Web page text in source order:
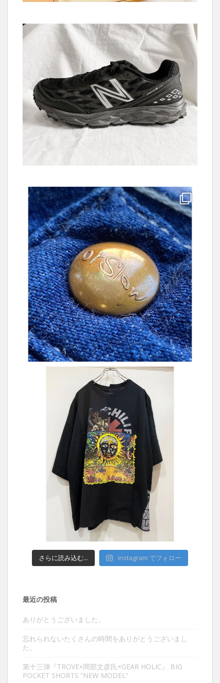
さらに読み込む... Instagram でフォロー
最近の投稿
ありがとうございました。
忘れられないたくさんの時間をありがとうございまし
た。
第十三弾『TROVE×岡部文彦氏×GEAR HOLIC』 BIG
POCKET SHORTS “NEW MODEL”